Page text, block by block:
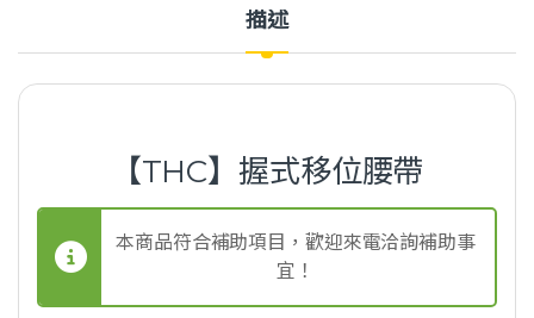
描述
【THC】握式移位腰帶
本商品符合補助項目，歡迎來電洽詢補助事
宜！